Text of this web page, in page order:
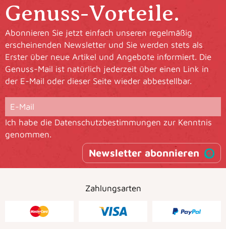
Genuss-Vorteile.
Abonnieren Sie jetzt einfach unseren regelmäßig
erscheinenden Newsletter und Sie werden stets als
Erster über neue Artikel und Angebote informiert. Die
Genuss-Mail ist natürlich jederzeit über einen Link in
der E-Mail oder dieser Seite wieder abbestellbar.
Ich habe die Datenschutzbestimmungen zur Kenntnis
genommen.
Newsletter abonnieren
Zahlungsarten